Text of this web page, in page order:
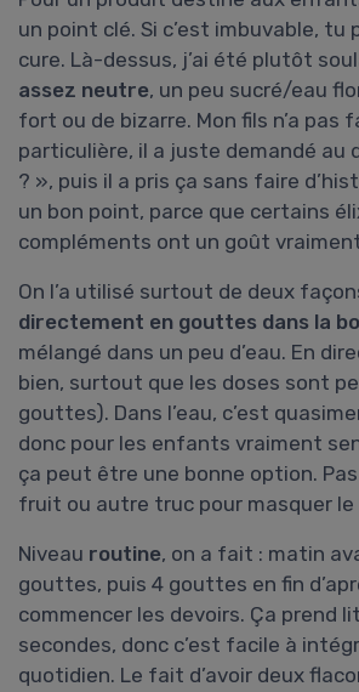
un point clé. Si c’est imbuvable, tu
cure. Là-dessus, j’ai été plutôt
assez neutre, un peu sucré/eau
fort ou de bizarre. Mon fils n’a pas
particulière, il a juste demandé au
? », puis il a pris ça sans faire
un bon point, parce que certains
compléments ont un goût
On l’a utilisé surtout de deux
directement en gouttes dans la
mélangé dans un peu d’eau. En
bien, surtout que les doses sont
gouttes). Dans l’eau, c’est
donc pour les enfants vraiment
ça peut être une bonne option.
fruit ou autre truc pour masquer le
Niveau routine, on a fait : matin
gouttes, puis 4 gouttes en fin
commencer les devoirs. Ça prend
secondes, donc c’est facile à
quotidien. Le fait d’avoir deux